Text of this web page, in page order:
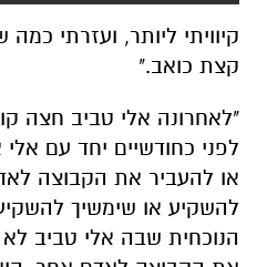
קיוויתי ליותר, ועזרתי
קצת כואב."
"לאחרונה אלי טביב חצה
לפני כחודשיים יחד עם
או להעביר את הקבוצה
להשקיע או שימשיך
הנוכחית שבה אלי טביב